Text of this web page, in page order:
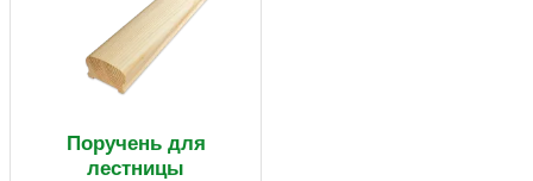
Поручень для
лестницы